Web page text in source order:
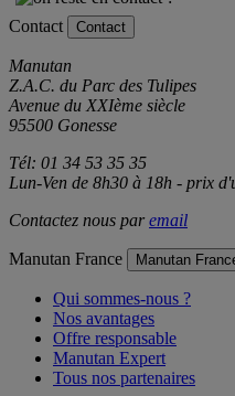
Contact Contact
Manutan
Z.A.C. du Parc des Tulipes
Avenue du XXIème siècle
95500 Gonesse
Tél: 01 34 53 35 35
Lun-Ven de 8h30 à 18h - prix
Contactez nous paremail
Manutan France Manutan
Qui sommes-nous ?
Nos avantages
Offre responsable
Manutan Expert
Tous nos partenaires